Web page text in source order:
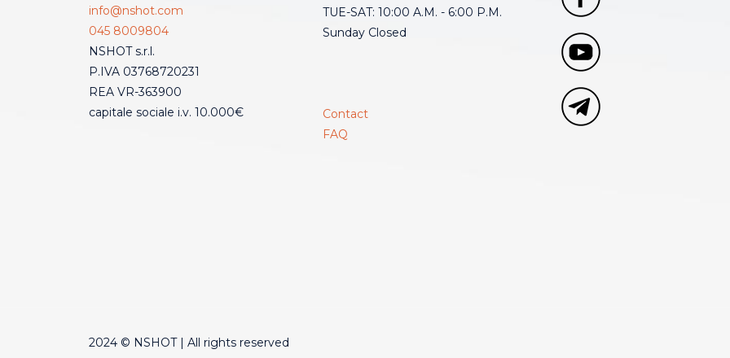
info@nshot.com
045 8009804
NSHOT s.r.l.
P.IVA 03768720231
REA VR-363900
capitale sociale i.v. 10.000€
TUE-SAT: 10:00 A.M. - 6:00 P.M.
Sunday Closed
Contact
FAQ
2024 © NSHOT | All rights reserved